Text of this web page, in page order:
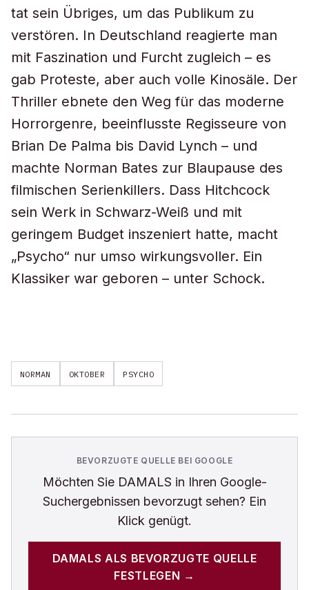
tat sein Übriges, um das Publikum zu
verstören. In Deutschland reagierte man
mit Faszination und Furcht zugleich – es
gab Proteste, aber auch volle Kinosäle. Der
Thriller ebnete den Weg für das moderne
Horrorgenre, beeinflusste Regisseure von
Brian De Palma bis David Lynch – und
machte Norman Bates zur Blaupause des
filmischen Serienkillers. Dass Hitchcock
sein Werk in Schwarz-Weiß und mit
geringem Budget inszeniert hatte, macht
„Psycho“ nur umso wirkungsvoller. Ein
Klassiker war geboren – unter Schock.
NORMAN OKTOBER PSYCHO
BEVORZUGTE QUELLE BEI GOOGLE
Möchten Sie DAMALS in Ihren Google-
Suchergebnissen bevorzugt sehen? Ein
Klick genügt.
DAMALS ALS BEVORZUGTE QUELLE
FESTLEGEN →